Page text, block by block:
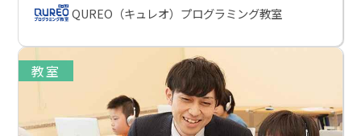
QUREO（キュレオ）プログラミング教室
教室